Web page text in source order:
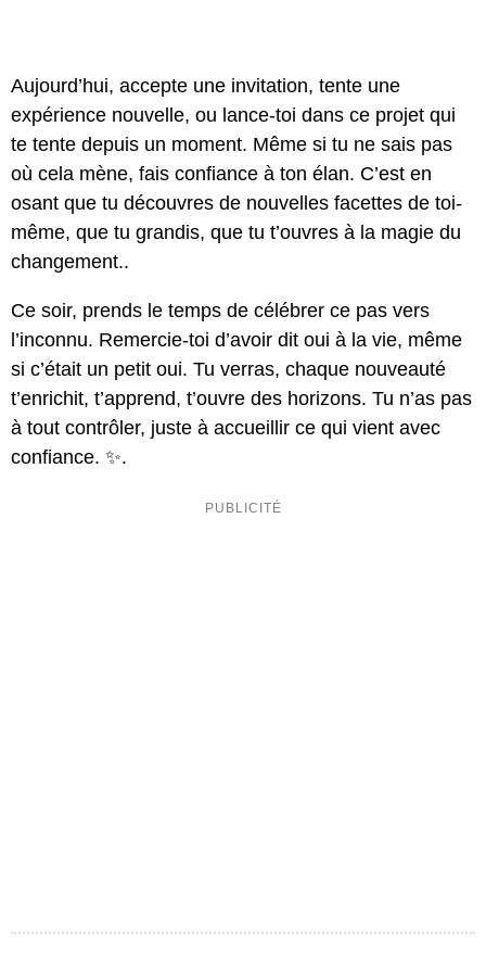
Aujourd’hui, accepte une invitation, tente une
expérience nouvelle, ou lance-toi dans ce projet qui
te tente depuis un moment. Même si tu ne sais pas
où cela mène, fais confiance à ton élan. C’est en
osant que tu découvres de nouvelles facettes de toi-
même, que tu grandis, que tu t’ouvres à la magie du
changement..
Ce soir, prends le temps de célébrer ce pas vers
l’inconnu. Remercie-toi d’avoir dit oui à la vie, même
si c’était un petit oui. Tu verras, chaque nouveauté
t’enrichit, t’apprend, t’ouvre des horizons. Tu n’as pas
à tout contrôler, juste à accueillir ce qui vient avec
confiance. ✨.